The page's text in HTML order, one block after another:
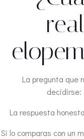
La pregunta que
decidirse:
La respuesta
Si lo comparas con un